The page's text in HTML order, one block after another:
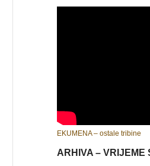
EKUMENA – ostale tribine
ARHIVA – VRIJEME